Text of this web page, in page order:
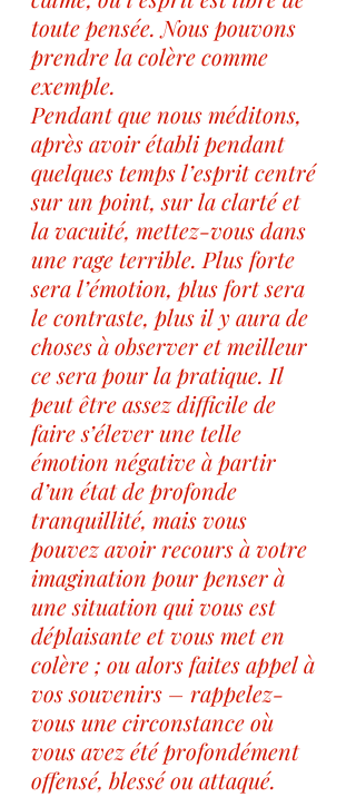
toute pensée. Nous pouvons
prendre la colère comme
exemple.
Pendant que nous méditons,
après avoir établi pendant
quelques temps l’esprit centré
sur un point, sur la clarté et
la vacuité, mettez-vous dans
une rage terrible. Plus forte
sera l’émotion, plus fort sera
le contraste, plus il y aura de
choses à observer et meilleur
ce sera pour la pratique. Il
peut être assez difficile de
faire s’élever une telle
émotion négative à partir
d’un état de profonde
tranquillité, mais vous
pouvez avoir recours à votre
imagination pour penser à
une situation qui vous est
déplaisante et vous met en
colère ; ou alors faites appel à
vos souvenirs – rappelez-
vous une circonstance où
vous avez été profondément
offensé, blessé ou attaqué.